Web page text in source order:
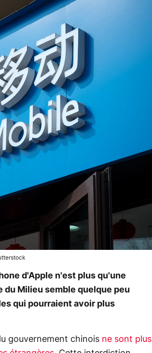
d'Apple n'est plus qu'une
du Milieu semble quelque peu
qui pourraient avoir plus
gouvernement chinois ne sont plus